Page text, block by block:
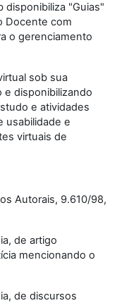
disponibiliza "Guias"
Docente com
o gerenciamento
sob sua
e disponibilizando
e atividades
usabilidade e
virtuais de
Autorais, 9.610/98,
de artigo
mencionando o
de discursos